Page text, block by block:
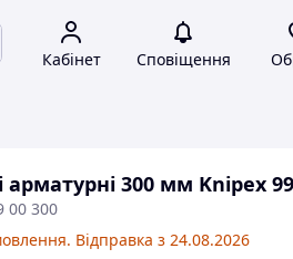
Кабінет Сповіщення
арматурні 300 мм Knipex
00 300
Відправка з 24.08.2026